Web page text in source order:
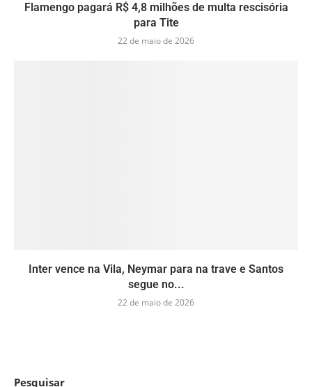
Flamengo pagará R$ 4,8 milhões de multa rescisória
para Tite
22 de maio de 2026
Inter vence na Vila, Neymar para na trave e Santos
segue no...
22 de maio de 2026
Pesquisar